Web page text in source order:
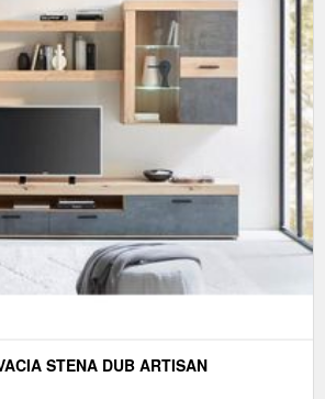
STENA DUB ARTISAN